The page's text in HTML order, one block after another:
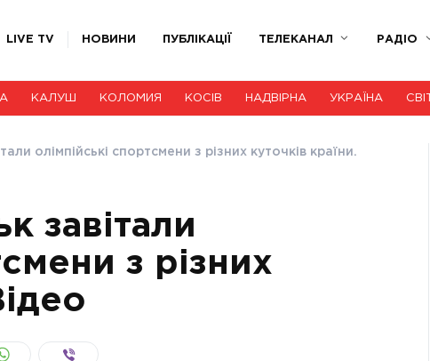
LIVE TV НОВИНИ ПУБЛІКАЦІЇ ТЕЛЕКАНАЛ РАДІО
КАЛУШ КОЛОМИЯ КОСІВ НАДВІРНА УКРАЇНА СВІТ
олімпійські спортсмени з різних куточків країни.
завітали
з різних